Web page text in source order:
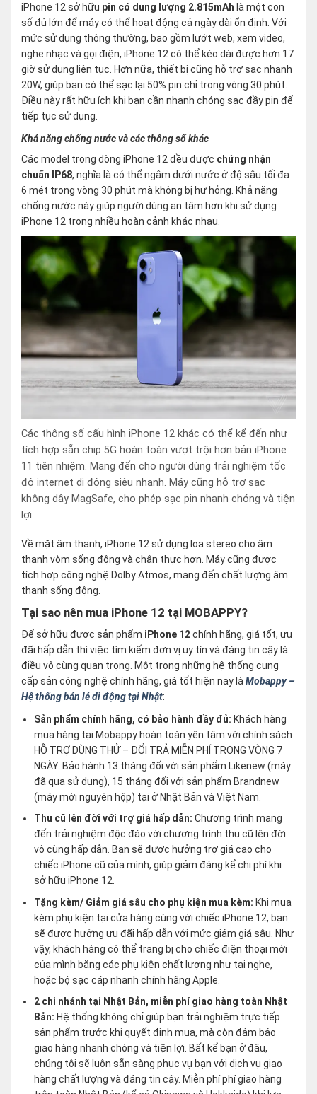
iPhone 12 sở hữu pin có dung lượng 2.815mAh là một con
số đủ lớn để máy có thể hoạt động cả ngày dài ổn định. Với
mức sử dụng thông thường, bao gồm lướt web, xem video,
nghe nhạc và gọi điện, iPhone 12 có thể kéo dài được hơn 17
giờ sử dụng liên tục. Hơn nữa, thiết bị cũng hỗ trợ sạc nhanh
20W, giúp bạn có thể sạc lại 50% pin chỉ trong vòng 30 phút.
Điều này rất hữu ích khi bạn cần nhanh chóng sạc đầy pin để
tiếp tục sử dụng.
Khả năng chống nước và các thông số khác
Các model trong dòng iPhone 12 đều được chứng nhận
chuẩn IP68, nghĩa là có thể ngâm dưới nước ở độ sâu tối đa
6 mét trong vòng 30 phút mà không bị hư hỏng. Khả năng
chống nước này giúp người dùng an tâm hơn khi sử dụng
iPhone 12 trong nhiều hoàn cảnh khác nhau.
Các thông số cấu hình iPhone 12 khác có thể kể đến như
tích hợp sẵn chip 5G hoàn toàn vượt trội hơn bản iPhone
11 tiên nhiệm. Mang đến cho người dùng trải nghiệm tốc
độ internet di động siêu nhanh. Máy cũng hỗ trợ sạc
không dây MagSafe, cho phép sạc pin nhanh chóng và tiện
lợi.
Về mặt âm thanh, iPhone 12 sử dụng loa stereo cho âm
thanh vòm sống động và chân thực hơn. Máy cũng được
tích hợp công nghệ Dolby Atmos, mang đến chất lượng âm
thanh sống động.
Tại sao nên mua iPhone 12 tại MOBAPPY?
Để sở hữu được sản phẩm iPhone 12chính hãng, giá tốt, ưu
đãi hấp dẫn thì việc tìm kiếm đơn vị uy tín và đáng tin cậy là
điều vô cùng quan trọng. Một trong những hệ thống cung
cấp sản công nghệ chính hãng, giá tốt hiện nay là Mobappy –
Hệ thống bán lẻ di động tại Nhật:
Sản phẩm chính hãng, có bảo hành đầy đủ: Khách hàng
mua hàng tại Mobappy hoàn toàn yên tâm với chính sách
HỖ TRỢ DÙNG THỬ – ĐỔI TRẢ MIỄN PHÍ TRONG VÒNG 7
NGÀY. Bảo hành 13 tháng đối với sản phẩm Likenew (máy
đã qua sử dụng), 15 tháng đối với sản phẩm Brandnew
(máy mới nguyên hộp) tại ở Nhật Bản và Việt Nam.
Thu cũ lên đời với trợ giá hấp dẫn:Chương trình mang
đến trải nghiệm độc đáo với chương trình thu cũ lên đời
vô cùng hấp dẫn. Bạn sẽ được hưởng trợ giá cao cho
chiếc iPhone cũ của mình, giúp giảm đáng kể chi phí khi
sở hữu iPhone 12.
Tặng kèm/ Giảm giá sâu cho phụ kiện mua kèm: Khi mua
kèm phụ kiện tại cửa hàng cùng với chiếc iPhone 12, bạn
sẽ được hưởng ưu đãi hấp dẫn với mức giảm giá sâu. Như
vậy, khách hàng có thể trang bị cho chiếc điện thoại mới
của mình bằng các phụ kiện chất lượng như tai nghe,
hoặc bộ sạc cáp nhanh chính hãng Apple.
2 chi nhánh tại Nhật Bản, miễn phí giao hàng toàn Nhật
Bản: Hệ thống không chỉ giúp bạn trải nghiệm trực tiếp
sản phẩm trước khi quyết định mua, mà còn đảm bảo
giao hàng nhanh chóng và tiện lợi. Bất kể bạn ở đâu,
chúng tôi sẽ luôn sẵn sàng phục vụ bạn với dịch vụ giao
hàng chất lượng và đáng tin cậy. Miễn phí phí giao hàng